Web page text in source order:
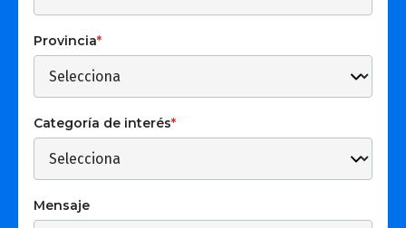
Provincia*
Categoría de interés*
Mensaje